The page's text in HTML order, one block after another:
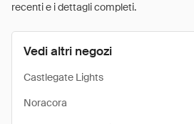
recenti e i dettagli completi.
Vedi altri negozi
Castlegate Lights
Noracora